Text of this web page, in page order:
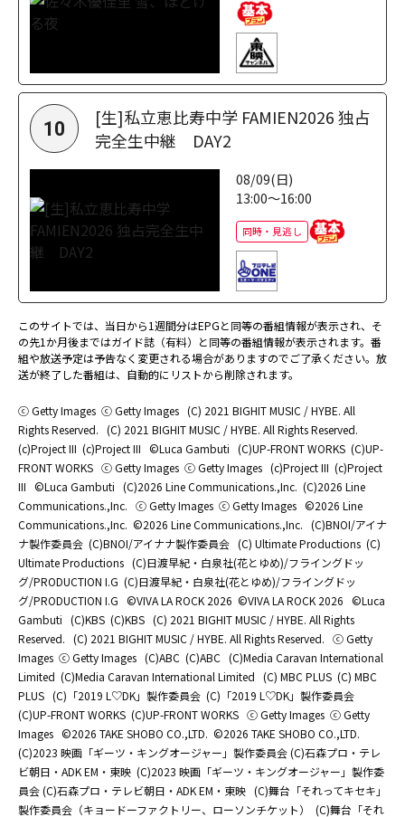
10
[生]私立恵比寿中学 FAMIEN2026 独占
完全生中継 DAY2
08/09(日)
13:00～16:00
同時・見逃し
このサイトでは、当日から1週間分はEPGと同等の番組情報が表示され、そ
の先1か月後まではガイド誌（有料）と同等の番組情報が表示されます。番
組や放送予定は予告なく変更される場合がありますのでご了承ください。放
送が終了した番組は、自動的にリストから削除されます。
ⓒ Getty Images ⓒ Getty Images (C) 2021 BIGHIT MUSIC / HYBE. All
Rights Reserved. (C) 2021 BIGHIT MUSIC / HYBE. All Rights Reserved.
(c)Project III (c)Project III ©Luca Gambuti (C)UP-FRONT WORKS (C)UP-
FRONT WORKS ⓒ Getty Images ⓒ Getty Images (c)Project III (c)Project
III ©Luca Gambuti (C)2026 Line Communications.,Inc. (C)2026 Line
Communications.,Inc. ⓒ Getty Images ⓒ Getty Images ©2026 Line
Communications.,Inc. ©2026 Line Communications.,Inc. (C)BNOI/アイナ
ナ製作委員会 (C)BNOI/アイナナ製作委員会 (C) Ultimate Productions (C)
Ultimate Productions (C)日渡早紀・白泉社(花とゆめ)/フライングドッ
グ/PRODUCTION I.G (C)日渡早紀・白泉社(花とゆめ)/フライングドッ
グ/PRODUCTION I.G ©️VIVA LA ROCK 2026 ©️VIVA LA ROCK 2026 ©Luca
Gambuti (C)KBS (C)KBS (C) 2021 BIGHIT MUSIC / HYBE. All Rights
Reserved. (C) 2021 BIGHIT MUSIC / HYBE. All Rights Reserved. ⓒ Getty
Images ⓒ Getty Images (C)ABC (C)ABC (C)Media Caravan International
Limited (C)Media Caravan International Limited (C) MBC PLUS (C) MBC
PLUS (C)「2019 L♡DK」製作委員会 (C)「2019 L♡DK」製作委員会
(C)UP-FRONT WORKS (C)UP-FRONT WORKS ⓒ Getty Images ⓒ Getty
Images ©2026 TAKE SHOBO CO.,LTD. ©2026 TAKE SHOBO CO.,LTD.
(C)2023 映画「ギーツ・キングオージャー」製作委員会 (C)石森プロ・テレ
ビ朝日・ADK EM・東映 (C)2023 映画「ギーツ・キングオージャー」製作委
員会 (C)石森プロ・テレビ朝日・ADK EM・東映 (C)舞台「それってキセキ」
製作委員会（キョードーファクトリー、ローソンチケット）
(C)舞台「それ